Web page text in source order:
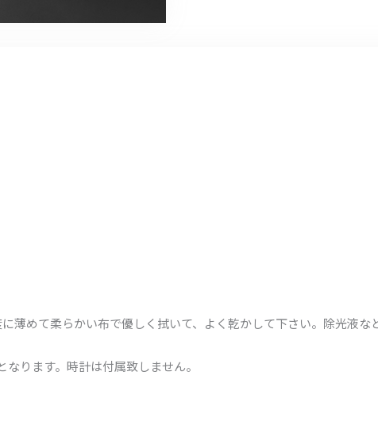
薄めて柔らかい布で優しく拭いて、よく乾かして下さい。除光液な
ります。時計は付属致しません。